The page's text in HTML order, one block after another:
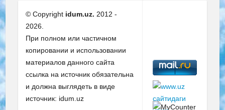
© Copyright idum.uz. 2012 -
2026.
При полном или частичном
копировании и использовании
материалов данного сайта
ссылка на источник обязательна
и должна выглядеть в виде
источник: idum.uz